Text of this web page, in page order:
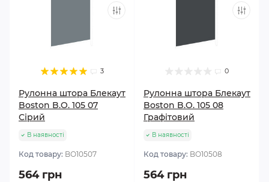
3
Рулонна штора Блекаут
Boston B.O. 105 07
Сірий
В наявності
Код товару: BО10507
564 грн
0
Рулонна штора Блекаут
Boston B.O. 105 08
Графітовий
В наявності
Код товару: BО10508
564 грн